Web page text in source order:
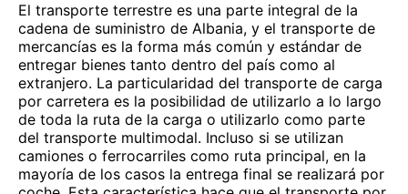
El transporte terrestre es una parte integral de la
cadena de suministro de Albania, y el transporte de
mercancías es la forma más común y estándar de
entregar bienes tanto dentro del país como al
extranjero. La particularidad del transporte de carga
por carretera es la posibilidad de utilizarlo a lo largo
de toda la ruta de la carga o utilizarlo como parte
del transporte multimodal. Incluso si se utilizan
camiones o ferrocarriles como ruta principal, en la
mayoría de los casos la entrega final se realizará por